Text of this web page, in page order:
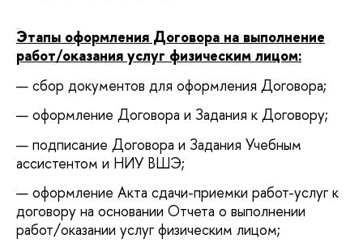
Этапы оформления Договора на выполнение
работ/оказания услуг физическим лицом:
сбор документов для оформления Договора;
оформление Договора и Задания к Договору;
подписание Договора и Задания Учебным
ассистентом и НИУ ВШЭ;
оформление Акта сдачи-приемки работ-услуг к
договору на основании Отчета о выполнении
работ/оказании услуг физическим лицом;